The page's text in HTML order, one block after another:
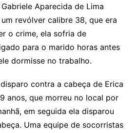
Aparecida de Lima
revólver calibre 38, que era
o crime, ela sofria de
para o marido horas antes
dormisse no trabalho.
contra a cabeça de Erica
anos, que morreu no local por
em seguida ela disparou
Uma equipe de socorristas